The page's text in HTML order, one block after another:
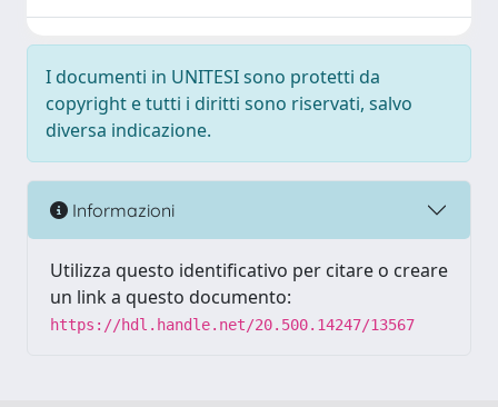
I documenti in UNITESI sono protetti da
copyright e tutti i diritti sono riservati, salvo
diversa indicazione.
Informazioni
Utilizza questo identificativo per citare o creare
un link a questo documento:
https://hdl.handle.net/20.500.14247/13567